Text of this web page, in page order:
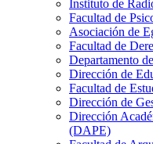
Instituto de
Facultad de
Asociación de
Facultad de
Departamento
Dirección de
Facultad de
Dirección de
Dirección
(DAPE)